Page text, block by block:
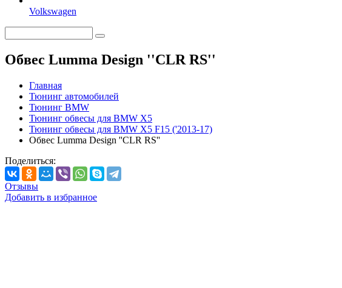
Volkswagen
Обвес Lumma Design ''CLR RS''
Главная
Тюнинг автомобилей
Тюнинг BMW
Тюнинг обвесы для BMW X5
Тюнинг обвесы для BMW X5 F15 ('2013-17)
Обвес Lumma Design ''CLR RS''
Поделиться:
Отзывы
Добавить в избранное